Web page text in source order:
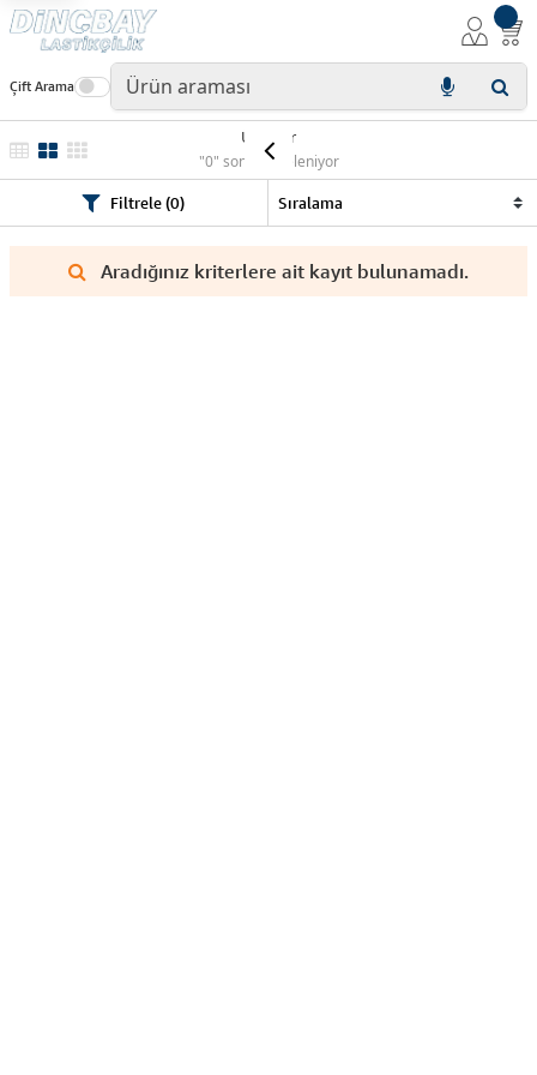
Çift Arama
Ürünler
"0" sonuç listeleniyor
Filtrele (0)
Aradığınız kriterlere ait kayıt bulunamadı.